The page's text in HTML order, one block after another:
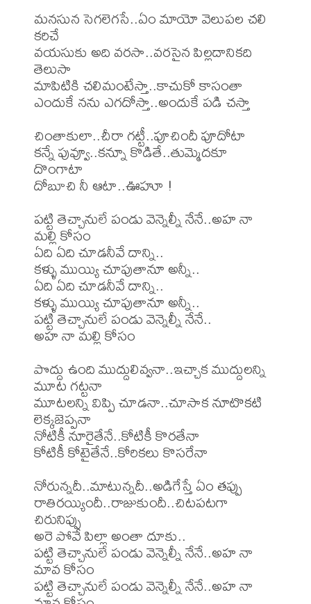
మనసున సెగలెగసే..ఏం మాయో వెలుపల చలి
కరిచే
వయసుకు అది వరసా..వరసైన పిల్లదానికది
తెలుసా
మాపిటికి చలిమంటేస్తా..కాచుకో కాసంతా
ఎందుకే నను ఎగదోస్తా..అందుకే పడి చస్తా
చింతాకులా..చీరా గట్టీ..పూచిందీ పూదోటా
కన్నే పువ్వూ..కన్నూ కొడితే..తుమ్మెదకూ
దొంగాటా
దోబూచి నీ ఆటా..ఊహూ !
పట్టి తెచ్చానులే పండు వెన్నెల్నీ నేనే..అహ నా
మల్లి కోసం
ఏది ఏది చూడనీవే దాన్ని..
కళ్ళు ముయ్యి చూపుతానూ అన్నీ..
ఏది ఏది చూడనీవే దాన్ని..
కళ్ళు ముయ్యి చూపుతానూ అన్నీ..
పట్టి తెచ్చానులే పండు వెన్నెల్నీ నేనే..
అహ నా మల్లి కోసం
పొద్దు ఉంది ముద్దులివ్వనా..ఇచ్చాక ముద్దులన్ని
మూట గట్టనా
మూటలన్ని విప్పి చూడనా..చూసాక నూటొకటి
లెక్కజెప్పనా
నోటికీ నూరైతేనే..కోటికీ కొరతేనా
కోటికీ కోటైతేనే..కోరికలు కొసరేనా
నోరున్నదీ..మాటున్నదీ..అడిగేస్తే ఏం తప్పు
రాతిరయ్యిందీ..రాజుకుందీ..చిటపటగా
చిరునిప్పు
అరె పోవే పిల్లా అంతా దూకు..
పట్టి తెచ్చానులే పండు వెన్నెల్నీ నేనే..అహ నా
మావ కోసం
పట్టి తెచ్చానులే పండు వెన్నెల్నీ నేనే..అహ నా